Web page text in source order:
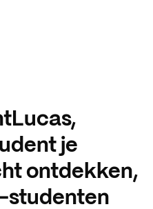
je
ontdekken,
studenten